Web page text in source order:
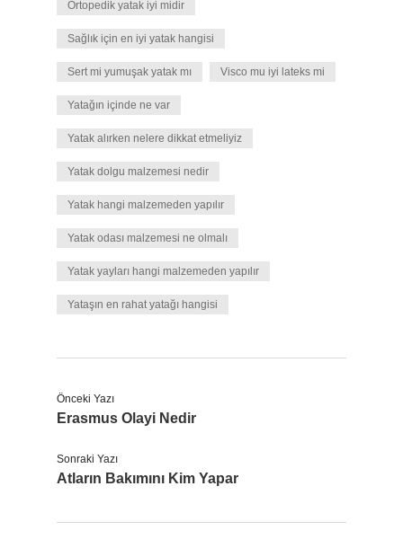
Ortopedik yatak iyi midir
Sağlık için en iyi yatak hangisi
Sert mi yumuşak yatak mı Visco mu iyi lateks mi
Yatağın içinde ne var
Yatak alırken nelere dikkat etmeliyiz
Yatak dolgu malzemesi nedir
Yatak hangi malzemeden yapılır
Yatak odası malzemesi ne olmalı
Yatak yayları hangi malzemeden yapılır
Yataşın en rahat yatağı hangisi
Önceki Yazı
Erasmus Olayi Nedir
Sonraki Yazı
Atların Bakımını Kim Yapar